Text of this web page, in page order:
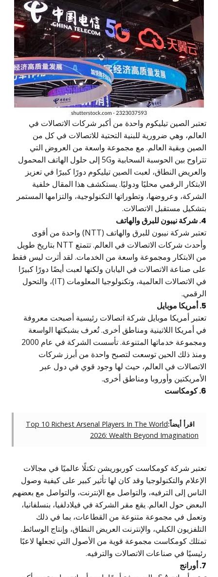
الصين تيليكوم واحدة من أكبر شركات الاتصالات في
وهي ضرورية للبنية التحتية للاتصالات في كل من
وبقية العالم. مع مجموعة واسعة من العروض التي
تتراوح بين الحوسبة السحابية و5G إلى حلول الهاتف المحمول
النطاق، لعبت الصين تيليكوم دورًا كبيرًا في تعزيز
الرقمي محليًا ودوليًا. يستكشف هذا المقال خلفية
وعروضها، وتطوراتها التكنولوجية، والتزامها المستمر
مستقبل الاتصالات.
تعتبر شركة نيبون للبرق والهاتف (NTT) واحدة من أقوى
وأحدث شركات الاتصالات في العالم. تتمتع NTT بتاريخ طويل
الابتكار ومجموعة واسعة من الخدمات. لقد أثرت ليس فقط
صناعة الاتصالات في اليابان ولكنها لعبت أيضًا دورًا كبيرًا
في الاتصالات العالمية، وتكنولوجيا المعلومات (IT)، والتحول
أمريكا موبايل شركة اتصالات رئيسية أصبحت معروفة
أمريكا اللاتينية ومناطق أخرى. تُعرف بشبكتها الواسعة
ومجموعة خدماتها المتنوعة. تأسست الشركة في عام 2000
ذلك الحين توسعت لتصبح واحدة من أبرز شركات
في العالم، حيث لها وجود قوي في دول عبر
وأوروبا ومناطق أخرى.
اقرأ أيضاً: Top 10 Richest Arsenal Players In The World
2026: Wealth Beyond Imagination
شركة كومكاست كوربوريشن تكتلًا عالميًا في مجالات
والتكنولوجيا وقد كان لها تأثير كبير على كيفية وصول
إلى الترفيه، والتواصل مع الإنترنت، والتواصل مع بعضهم
حول العالم. يقع مقر الشركة في فيلادلفيا، بنسلفانيا،
في مجموعة متنوعة من القطاعات، بما في ذلك
الكبلي، والإنترنت العريض النطاق، وإنتاج الوسائط.
كومكاست مجموعة قوية من الأصول التي تجعلها لاعبًا
في صناعات الاتصالات والترفيه.